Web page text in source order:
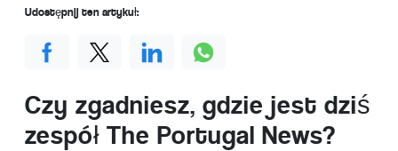
Czy zgadniesz, gdzie jest dziś
zespół The Portugal News?
Udostępnij ten artykuł: